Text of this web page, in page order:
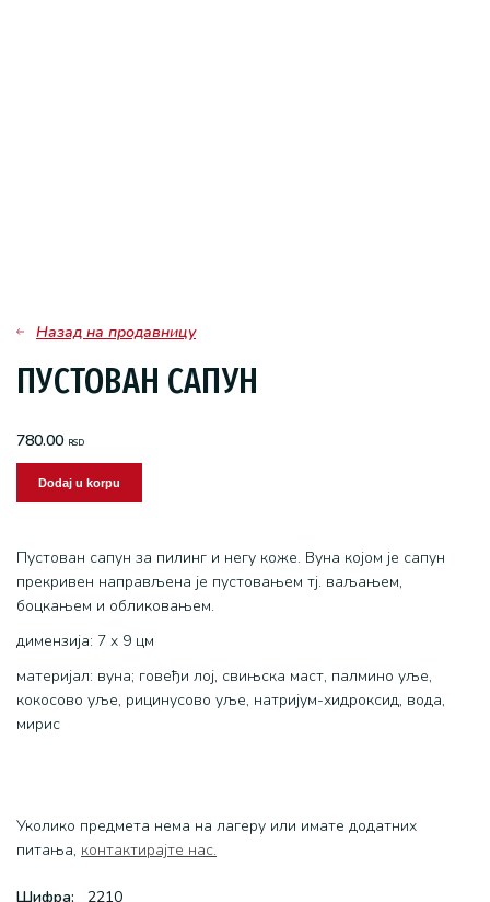
Назад на продавницу
ПУСТОВАН САПУН
780.00 RSD
Dodaj u korpu
Пустован сапун за пилинг и негу коже. Вуна којом је сапун
прекривен направљена је пустовањем тј. ваљањем,
боцкањем и обликовањем.
димензија: 7 x 9 цм
материјал: вуна; говеђи лој, свињска маст, палмино уље,
кокосово уље, рицинусово уље, натријум-хидроксид, вода,
мирис
Уколико предмета нема на лагеру или имате додатних
питања, контактирајте нас.
Шифра:
2210